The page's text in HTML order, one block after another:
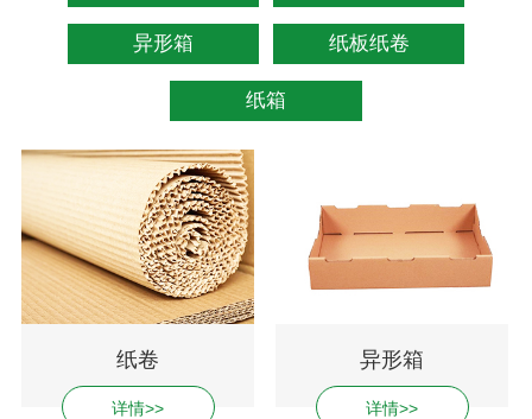
异形箱 纸板纸卷
纸箱
纸卷
详情>>
异形箱
详情>>